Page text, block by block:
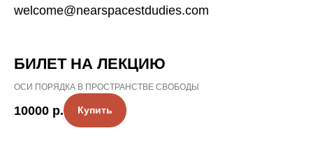
welcome@nearspacestdudies.com
БИЛЕТ НА ЛЕКЦИЮ
ОСИ ПОРЯДКА В ПРОСТРАНСТВЕ СВОБОДЫ
10000 р. Купить